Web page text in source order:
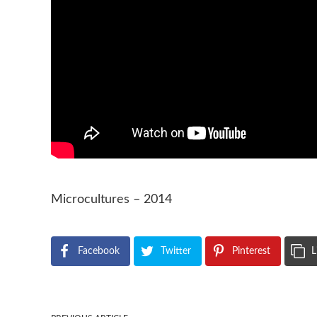
Microcultures – 2014
Facebook Twitter Pinterest